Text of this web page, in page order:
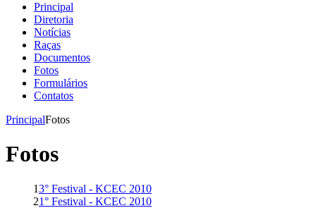
Principal
Diretoria
Notícias
Raças
Documentos
Fotos
Formulários
Contatos
PrincipalFotos
Fotos
13° Festival - KCEC 2010
21° Festival - KCEC 2010